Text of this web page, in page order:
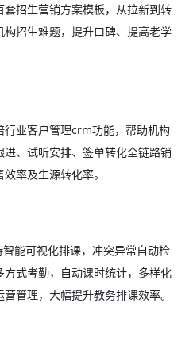
招生营销方案模板，从拉新到转
招生难题，提升口碑、提高老学
行业客户管理crm功能，帮助机构
、试听安排、签单转化全链路销
率及生源转化率。
能可视化排课，冲突异常自动检
式考勤，自动课时统计，多样化
管理，大幅提升教务排课效率。